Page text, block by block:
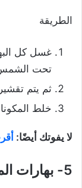
الطريقة
غسل كل
تحت
ثم يتم
خلط
لا يفوتك أيضًا: أقرب 15 مطعم فطور
5- بهارات المجبوس البحريني